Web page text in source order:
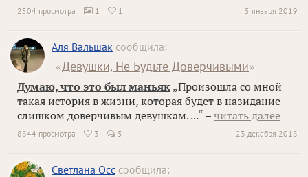
5 января 2019
2504 просмотра  1  1
Аля Вальшак сообщила:
«Девушки, Не Будьте Доверчивыми»
Думаю, что это был маньяк „Произошла со мной
такая история в жизни, которая будет в назидание
слишком доверчивым девушкам. ...“ – читать далее
23 декабря 2018
8844 просмотра  3 5
Светлана Осс сообщила: